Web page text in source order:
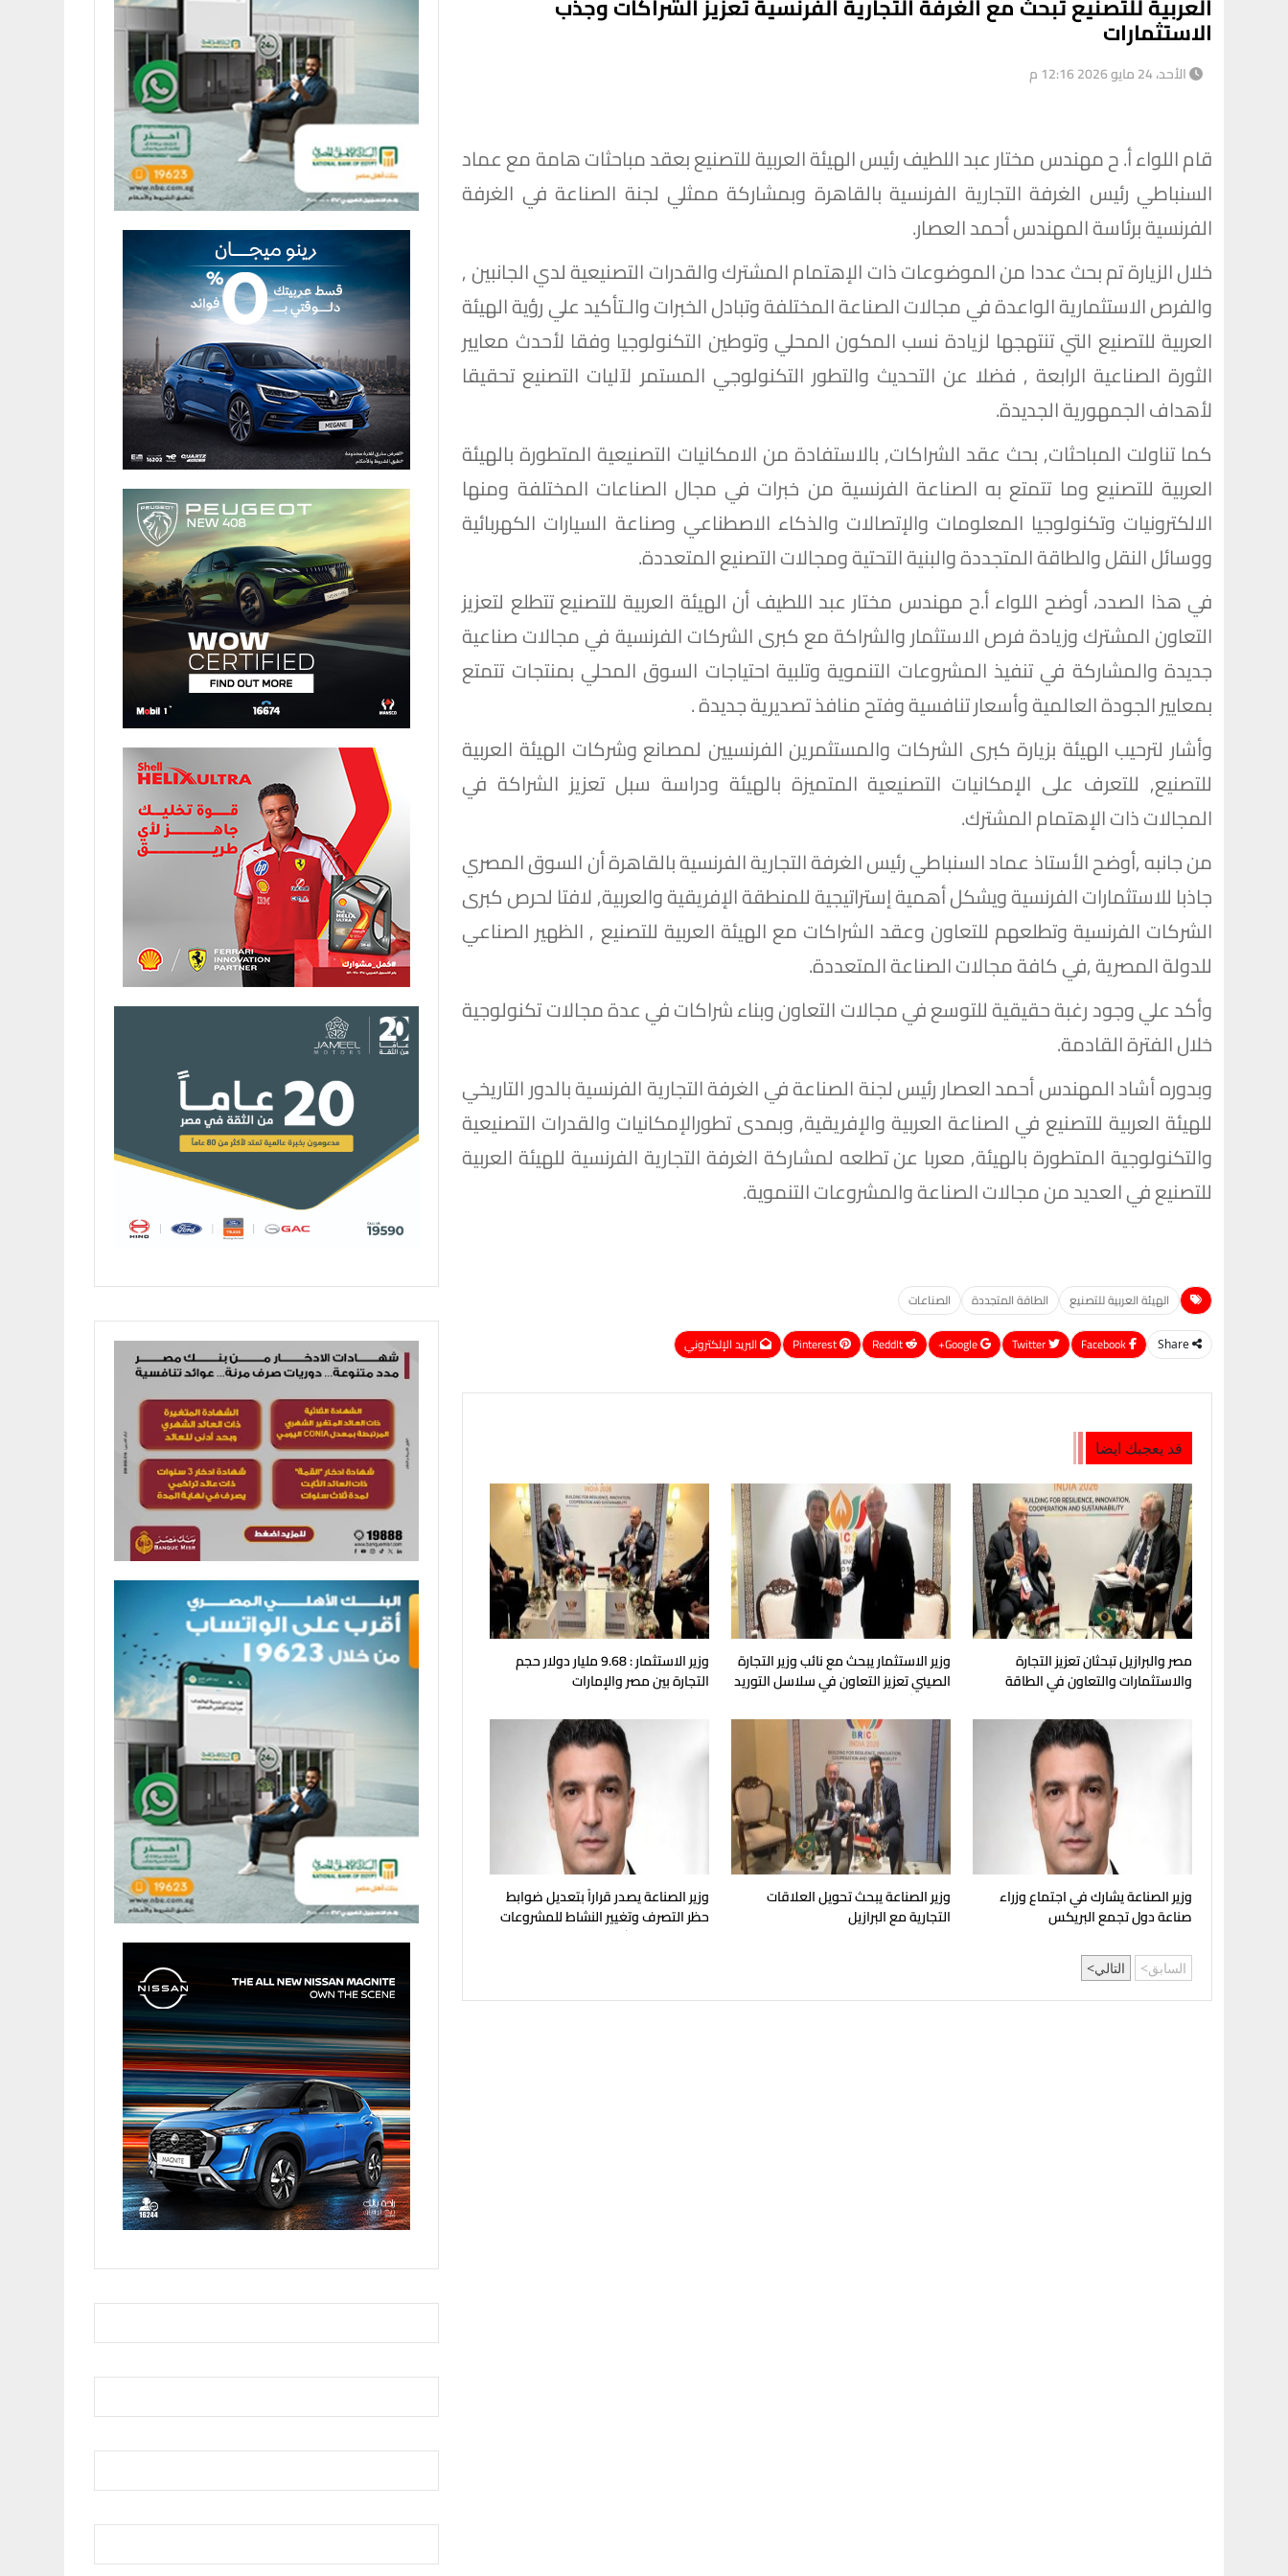
الاستثمارات
الأحد، 24 مايو 2026 12:16 م
قام اللواء أ. ح مهندس مختار عبد اللطيف رئيس الهيئة العربية للتصنيع بعقد مباحثات هامة مع عماد
السنباطي رئيس الغرفة التجارية الفرنسية بالقاهرة وبمشاركة ممثلي لجنة الصناعة في الغرفة
الفرنسية برئاسة المهندس أحمد العصار.
خلال الزيارة تم بحث عددا من الموضوعات ذات الإهتمام المشترك والقدرات التصنيعية لدي الجانبين ,
والفرص الاستثمارية الواعدة في مجالات الصناعة المختلفة وتبادل الخبرات والـتأكيد علي رؤية الهيئة
العربية للتصنيع التي تنتهجها لزيادة نسب المكون المحلي وتوطين التكنولوجيا وفقا لأحدث معايير
الثورة الصناعية الرابعة , فضلا عن التحديث والتطور التكنولوجي المستمر لآليات التصنيع تحقيقا
لأهداف الجمهورية الجديدة.
كما تناولت المباحثات, بحث عقد الشراكات, بالاستفادة من الامكانيات التصنيعية المتطورة بالهيئة
العربية للتصنيع وما تتمتع به الصناعة الفرنسية من خبرات في مجال الصناعات المختلفة ومنها
الالكترونيات وتكنولوجيا المعلومات والإتصالات والذكاء الاصطناعي وصناعة السيارات الكهربائية
ووسائل النقل والطاقة المتجددة والبنية التحتية ومجالات التصنيع المتعددة.
في هذا الصدد، أوضح اللواء أ.ح مهندس مختار عبد اللطيف أن الهيئة العربية للتصنيع تتطلع لتعزيز
التعاون المشترك وزيادة فرص الاستثمار والشراكة مع كبرى الشركات الفرنسية في مجالات صناعية
جديدة والمشاركة في تنفيذ المشروعات التنموية وتلبية احتياجات السوق المحلي بمنتجات تتمتع
بمعايير الجودة العالمية وأسعار تنافسية وفتح منافذ تصديرية جديدة .
وأشار لترحيب الهيئة بزيارة كبرى الشركات والمستثمرين الفرنسيين لمصانع وشركات الهيئة العربية
للتصنيع, للتعرف على الإمكانيات التصنيعية المتميزة بالهيئة ودراسة سبل تعزيز الشراكة في
المجالات ذات الإهتمام المشترك.
من جانبه ,أوضح الأستاذ عماد السنباطي رئيس الغرفة التجارية الفرنسية بالقاهرة أن السوق المصري
جاذبا للاستثمارات الفرنسية ويشكل أهمية إستراتيجية للمنطقة الإفريقية والعربية, لافتا لحرص كبرى
الشركات الفرنسية وتطلعهم للتعاون وعقد الشراكات مع الهيئة العربية للتصنيع , الظهير الصناعي
للدولة المصرية ,في كافة مجالات الصناعة المتعددة.
وأكد علي وجود رغبة حقيقية للتوسع في مجالات التعاون وبناء شراكات في عدة مجالات تكنولوجية
خلال الفترة القادمة.
وبدوره أشاد المهندس أحمد العصار رئيس لجنة الصناعة في الغرفة التجارية الفرنسية بالدور التاريخي
للهيئة العربية للتصنيع في الصناعة العربية والإفريقية, وبمدى تطورالإمكانيات والقدرات التصنيعية
والتكنولوجية المتطورة بالهيئة, معربا عن تطلعه لمشاركة الغرفة التجارية الفرنسية للهيئة العربية
للتصنيع في العديد من مجالات الصناعة والمشروعات التنموية.
الهيئة العربية للتصنيع الطاقة المتجددة الصناعات
Share
Google+
ReddIt
Pinterest البريد الإلكتروني
قد يعجبك ايضا
مصر والبرازيل تبحثان تعزيز التجارة
والاستثمارات والتعاون في الطاقة
وزير الاستثمار يبحث مع نائب وزير التجارة
الصيني تعزيز التعاون في سلاسل التوريد
والاستثمارات
وزير الاستثمار : 9.68 مليار دولار حجم
التجارة بين مصر والإمارات
وزير الصناعة يشارك في اجتماع وزراء
صناعة دول تجمع البريكس
وزير الصناعة يبحث تحويل العلاقات
التجارية مع البرازيل
وزير الصناعة يصدر قراراً بتعديل ضوابط
حظر التصرف وتغيير النشاط للمشروعات
الصناعية المتعثرة
السابق التالي